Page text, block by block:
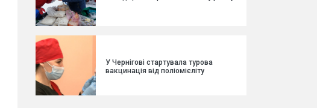
У Чернігові стартувала турова
вакцинація від поліомієліту